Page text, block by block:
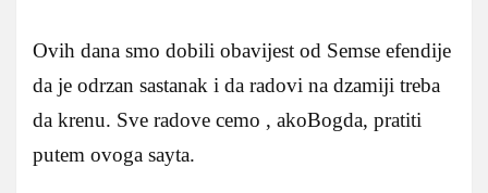
Ovih dana smo dobili obavijest od Semse efendije
da je odrzan sastanak i da radovi na dzamiji treba
da krenu. Sve radove cemo , akoBogda, pratiti
putem ovoga sayta.